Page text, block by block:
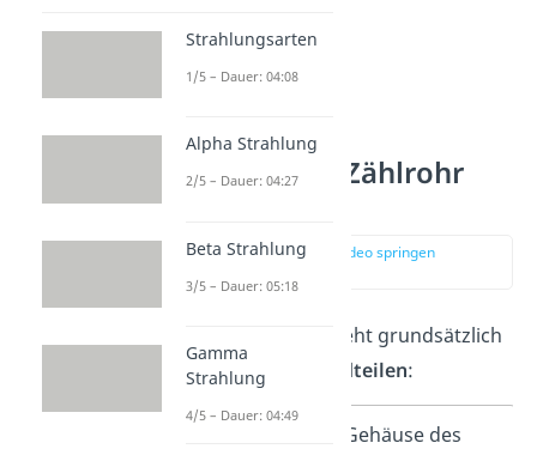
Geiger-Müller-Zählrohr
Aufbau
zur Stelle im Video springen
Der Geigerzähler besteht grundsätzlich
vier Hauptbestandteilen:
Gehäuse des
Strahlungsarten
1/5 – Dauer: 04:08
Alpha Strahlung
2/5 – Dauer: 04:27
Beta Strahlung
3/5 – Dauer: 05:18
Gamma
Strahlung
4/5 – Dauer: 04:49